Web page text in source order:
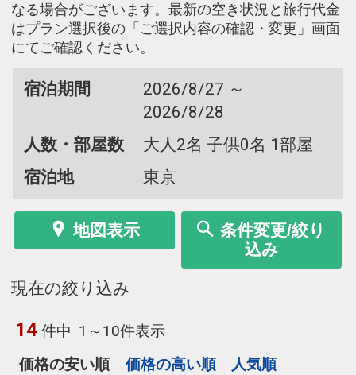
なる場合がございます。最新の空き状況と旅行代金
はプラン選択後の「ご選択内容の確認・変更」画面
にてご確認ください。
宿泊期間
2026/8/27 ～
2026/8/28
人数・部屋数
大人2名 子供0名 1部屋
宿泊地
東京
地図表示
条件変更/絞り
込み
現在の絞り込み
14 件中 1～10件表示
価格の安い順
価格の高い順 人気順